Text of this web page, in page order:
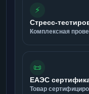
⚡
Стресс-
Комплексная
📜
ЕАЭС
Товар